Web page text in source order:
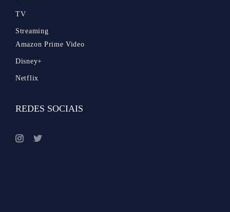
TV
Streaming
Amazon Prime Video
Disney+
Netflix
REDES SOCIAIS